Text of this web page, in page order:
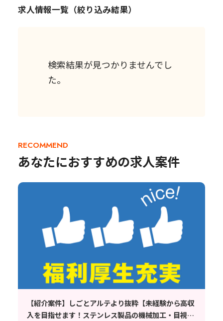
求人情報一覧（絞り込み結果）
検索結果が見つかりませんでし
た。
RECOMMEND
あなたにおすすめの求人案件
【紹介案件】しごとアルテより抜粋【未経験から高収
入を目指せます！ステンレス製品の機械加工・目視検